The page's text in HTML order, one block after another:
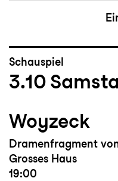
Schauspiel
3.10
Woyzeck
Dramenfragment
Grosses Haus
19:00